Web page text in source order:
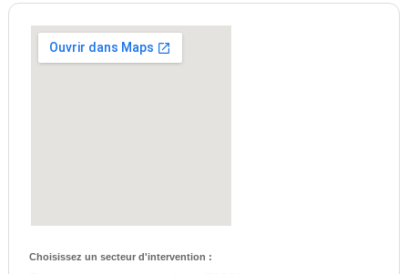
Choisissez un secteur d'intervention :